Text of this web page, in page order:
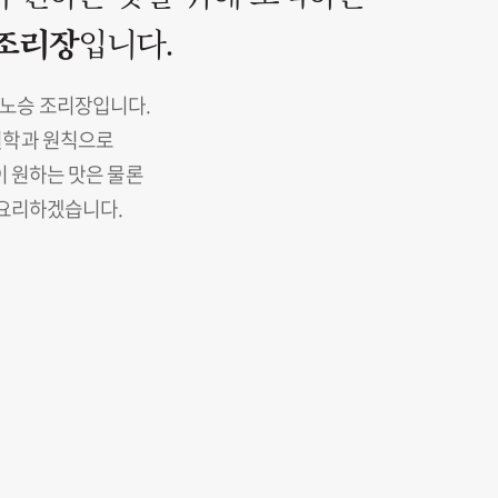
리장입니다.
승 조리장입니다.
과 원칙으로
원하는 맛은 물론
리하겠습니다.